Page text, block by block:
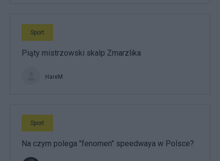
Sport
Piąty mistrzowski skalp Zmarzlika
HareM
Sport
Na czym polega "fenomen" speedwaya w Polsce?